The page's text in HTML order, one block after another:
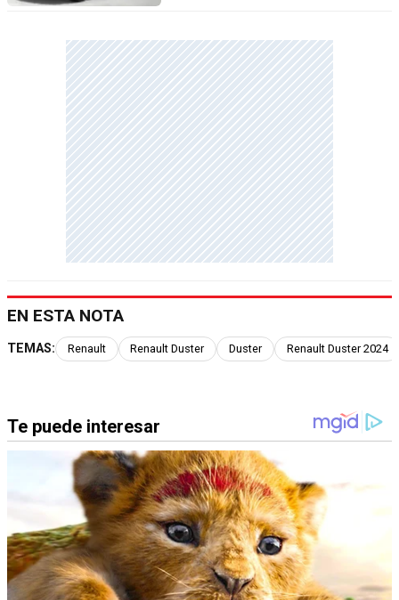
EN ESTA NOTA
TEMAS: Renault Renault Duster Duster Renault Duster 2024